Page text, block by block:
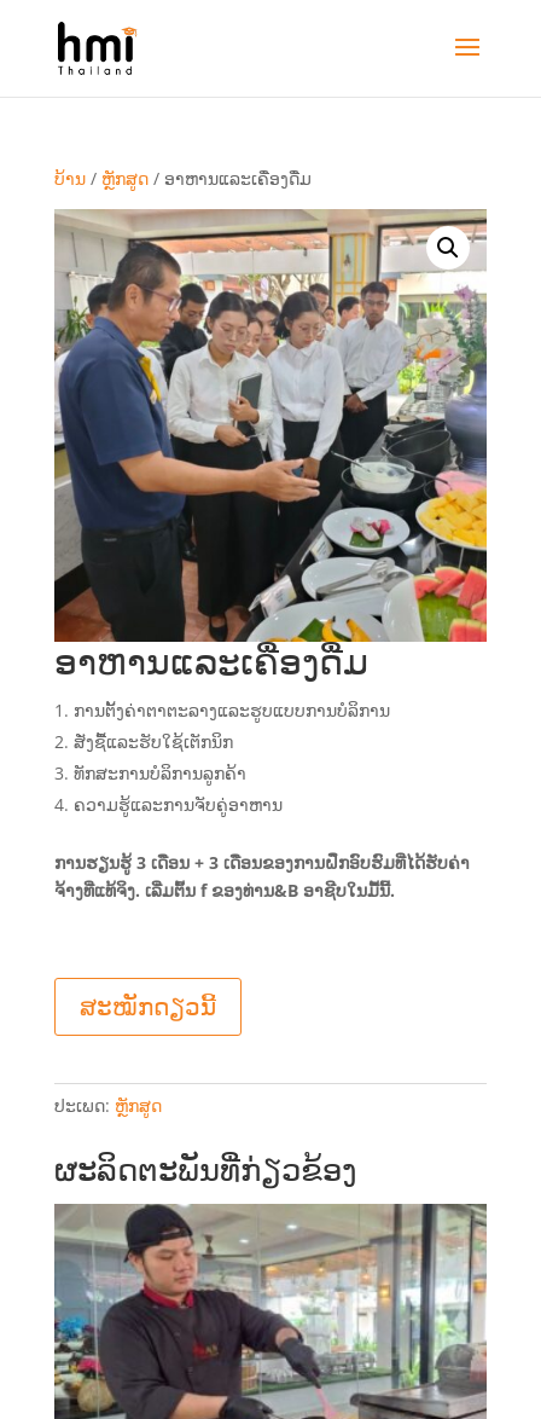
ບ້ານ/ ຫຼັກສູດ/ ອາຫານແລະເຄື່ອງດື່ມ
ອາຫານແລະເຄື່ອງດື່ມ
ການຕັ້ງຄ່າຕາຕະລາງແລະຮູບແບບການບໍລິການ
ສັ່ງຊື້ແລະຮັບໃຊ້ເຕັກນິກ
ທັກສະການບໍລິການລູກຄ້າ
ຄວາມຮູ້ແລະການຈັບຄູ່ອາຫານ
ການຮຽນຮູ້ 3 ເດືອນ + 3 ເດືອນຂອງການຝຶກອົບຮົມທີ່ໄດ້ຮັບຄ່າ
ຈ້າງທີ່ແທ້ຈິງ. ເລີ່ມຕົ້ນ f ຂອງທ່ານ&B ອາຊີບໃນມື້ນີ້.
ສະໝັກດຽວນີ້
a
t
i
v
e
:
ປະເພດ: ຫຼັກສູດ
ຜະ​ລິດ​ຕະ​ພັນ​ທີ່​ກ່ຽວ​ຂ້ອງ